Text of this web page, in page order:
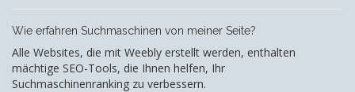
Wie erfahren Suchmaschinen von meiner Seite?
Alle Websites, die mit Weebly erstellt werden, enthalten
mächtige SEO-Tools, die Ihnen helfen, Ihr
Suchmaschinenranking zu verbessern.